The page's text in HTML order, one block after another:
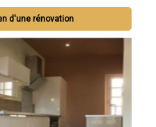
d'une rénovation